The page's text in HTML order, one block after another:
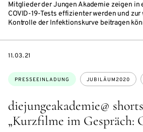
Mitglieder der Jungen Akademie zeigen in
COVID-19-Tests effizienter werden und
Kontrolle der Infektionskurve beitragen
diejungeakademie@
„Kurzfilme im Gespräch:
Themen:
PRESSEEINLADUNG JUBILÄUM2020
DATE
11.03.21